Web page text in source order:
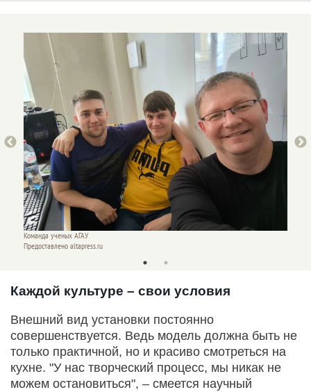
Команда ученых АГАУ
Предоставлено altapress.ru
Каждой культуре – свои условия
Внешний вид установки постоянно
совершенствуется. Ведь модель должна быть не
только практичной, но и красиво смотреться на
кухне. "У нас творческий процесс, мы никак не
можем остановиться", – смеется научный